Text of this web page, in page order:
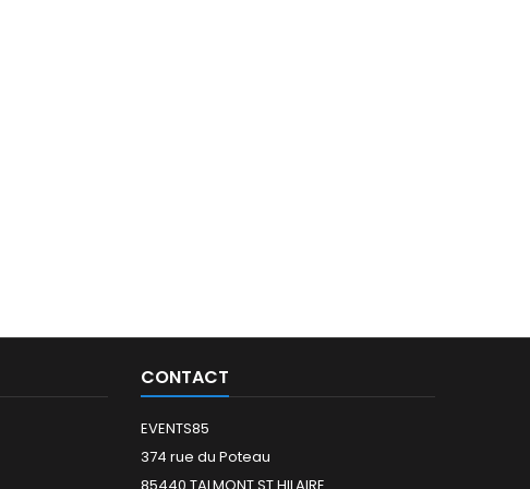
CONTACT
EVENTS85
374 rue du Poteau